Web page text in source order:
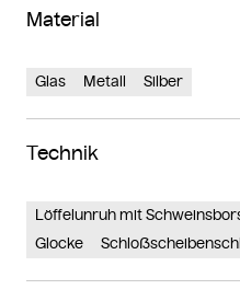
Material
Glas Metall Silber
Technik
Löffelunruh mit
Glocke